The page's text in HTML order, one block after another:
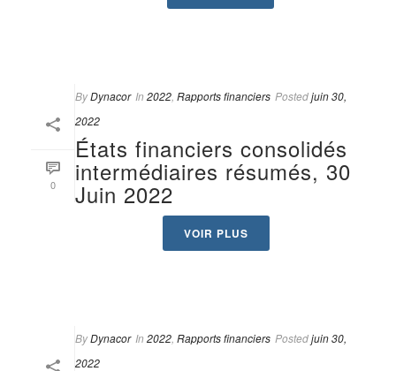
0
ByDynacor In 2022 Rapports financiers Postedjuin 30,
2022
États financiers consolidés
intermédiaires résumés, 30
Juin 2022
VOIR PLUS
ByDynacor In 2022 Rapports financiers Postedjuin 30,
2022